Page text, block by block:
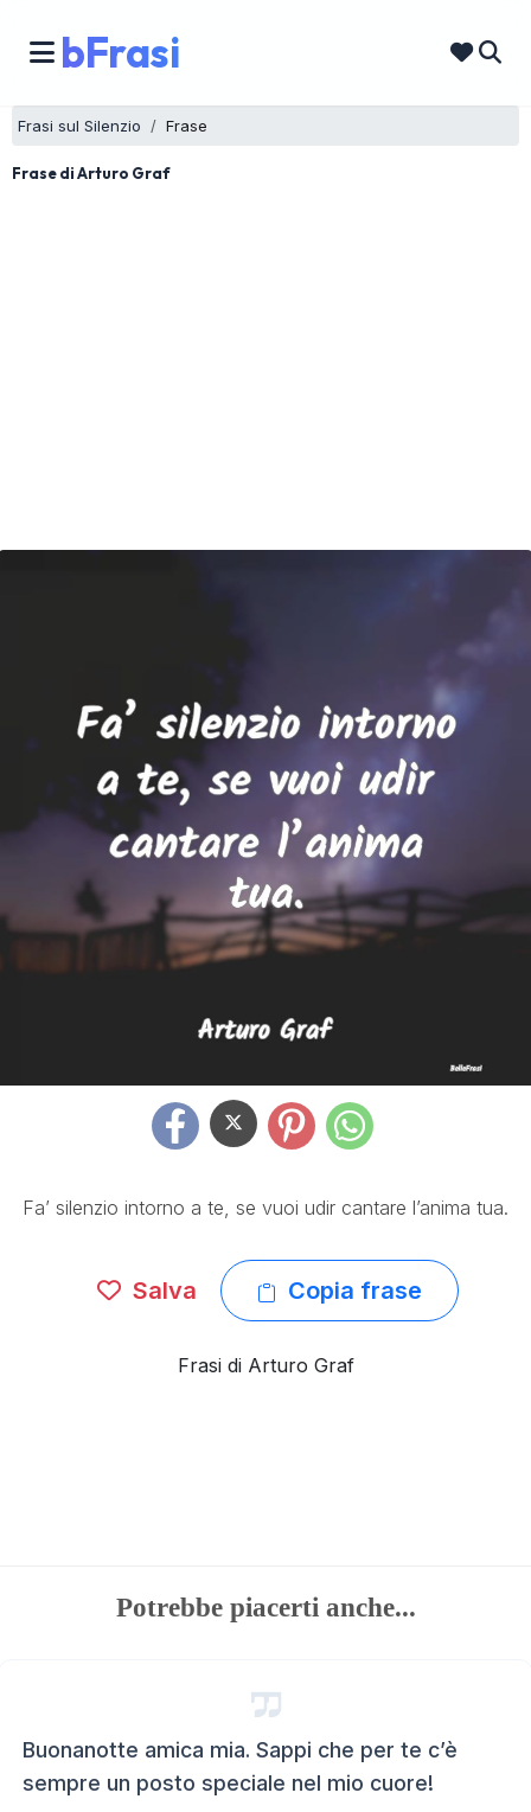
bFrasi
Frasi sul Silenzio Frase
Frase di Arturo Graf
Fa’ silenzio intorno a te, se vuoi udir cantare l’anima tua.
Salva Copia frase
Frasi di Arturo Graf
Potrebbe piacerti anche...
Buonanotte amica mia. Sappi che per te c’è
sempre un posto speciale nel mio cuore!